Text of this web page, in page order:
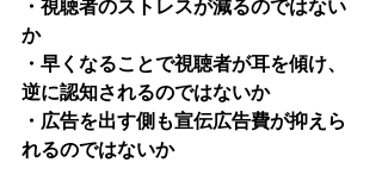
・視聴者のストレスが減るのではない
か
・早くなることで視聴者が耳を傾け、
逆に認知されるのではないか
・広告を出す側も宣伝広告費が抑えら
れるのではないか